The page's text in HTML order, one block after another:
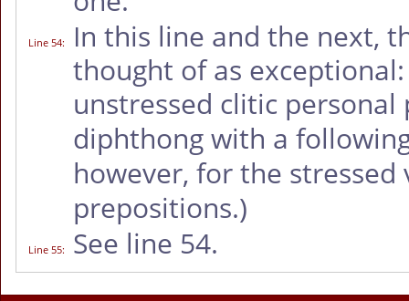
Line 54:
In this line and the next,
thought of as
unstressed clitic
diphthong with a
however, for the
prepositions.)
Line 55: See line 54.